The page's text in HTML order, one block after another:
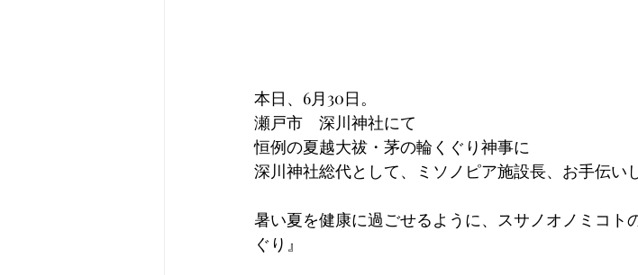
本日、6月30日。
瀬戸市　深川神社にて
恒例の夏越大祓・茅の輪くぐり神事に
深川神社総代として、ミソノピア施設長、お手伝い
暑い夏を健康に過ごせるように、スサノオノミコト
ぐり』